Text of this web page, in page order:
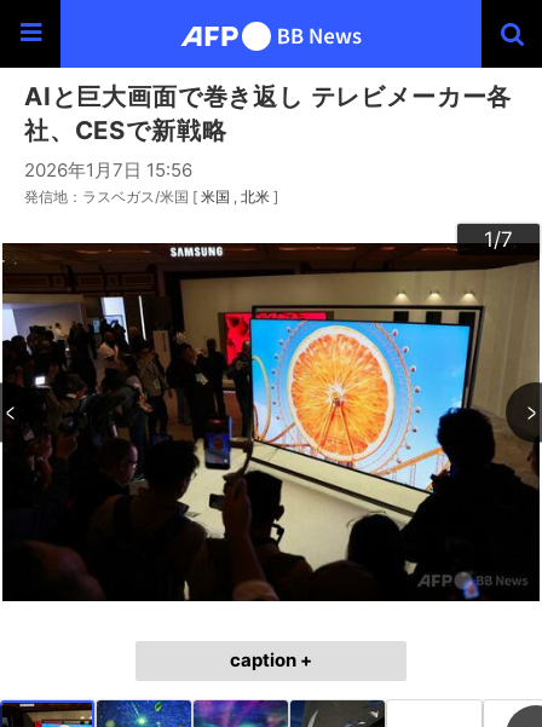
AIと巨大画面で巻き返し テレビメーカー各
社、CESで新戦略
2026年1月7日 15:56
発信地：ラスベガス/米国 [ 米国 北米 ]
1/7
2/7
3/7
4/7
5/7
6/7
7/7
caption +